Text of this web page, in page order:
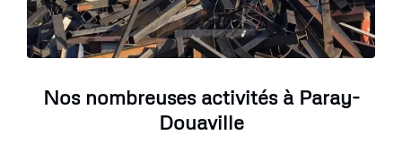
Nos nombreuses activités à Paray-
Douaville